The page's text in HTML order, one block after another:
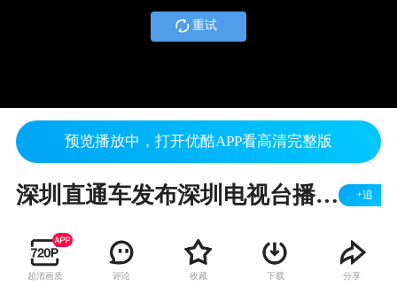
重试
预览播放中，打开优酷APP看高清完整版
深圳直通车发布深圳电视台播出——华为折叠妙想屋 +追
超清画质 评论 收藏 下载 分享